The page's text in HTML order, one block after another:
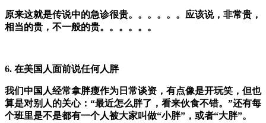
原来这就是传说中的急诊很贵。。。。。。应该说，非常贵，
相当的贵，不一般的贵。。。。。。
6. 在美国人面前说任何人胖
我们中国人经常拿胖瘦作为日常谈资，有点像是开玩笑，但也
算是对别人的关心：“最近怎么胖了，看来伙食不错。”还有每
个班里是不是都有一个人被大家叫做“小胖” ，或者“大胖”。